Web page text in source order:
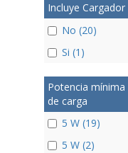
Incluye Cargador
No (20)
Si (1)
Potencia mínima
de carga
5 W (19)
5 W (2)